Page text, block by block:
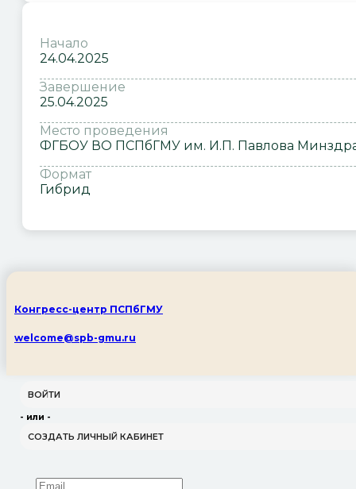
Начало
24.04.2025
Завершение
25.04.2025
Место проведения
ФГБОУ ВО ПСПбГМУ им. И.П. Павлова
Формат
Гибрид
Конгресс-центр ПСПбГМУ
welcome@spb-gmu.ru
ВОЙТИ
- или -
СОЗДАТЬ ЛИЧНЫЙ КАБИНЕТ